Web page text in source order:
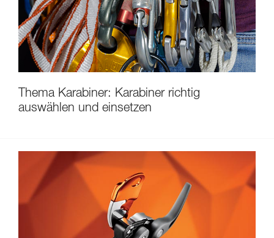
Thema Karabiner: Karabiner richtig
auswählen und einsetzen